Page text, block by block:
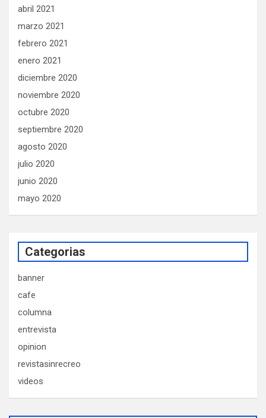
abril 2021
marzo 2021
febrero 2021
enero 2021
diciembre 2020
noviembre 2020
octubre 2020
septiembre 2020
agosto 2020
julio 2020
junio 2020
mayo 2020
Categorias
banner
cafe
columna
entrevista
opinion
revistasinrecreo
videos